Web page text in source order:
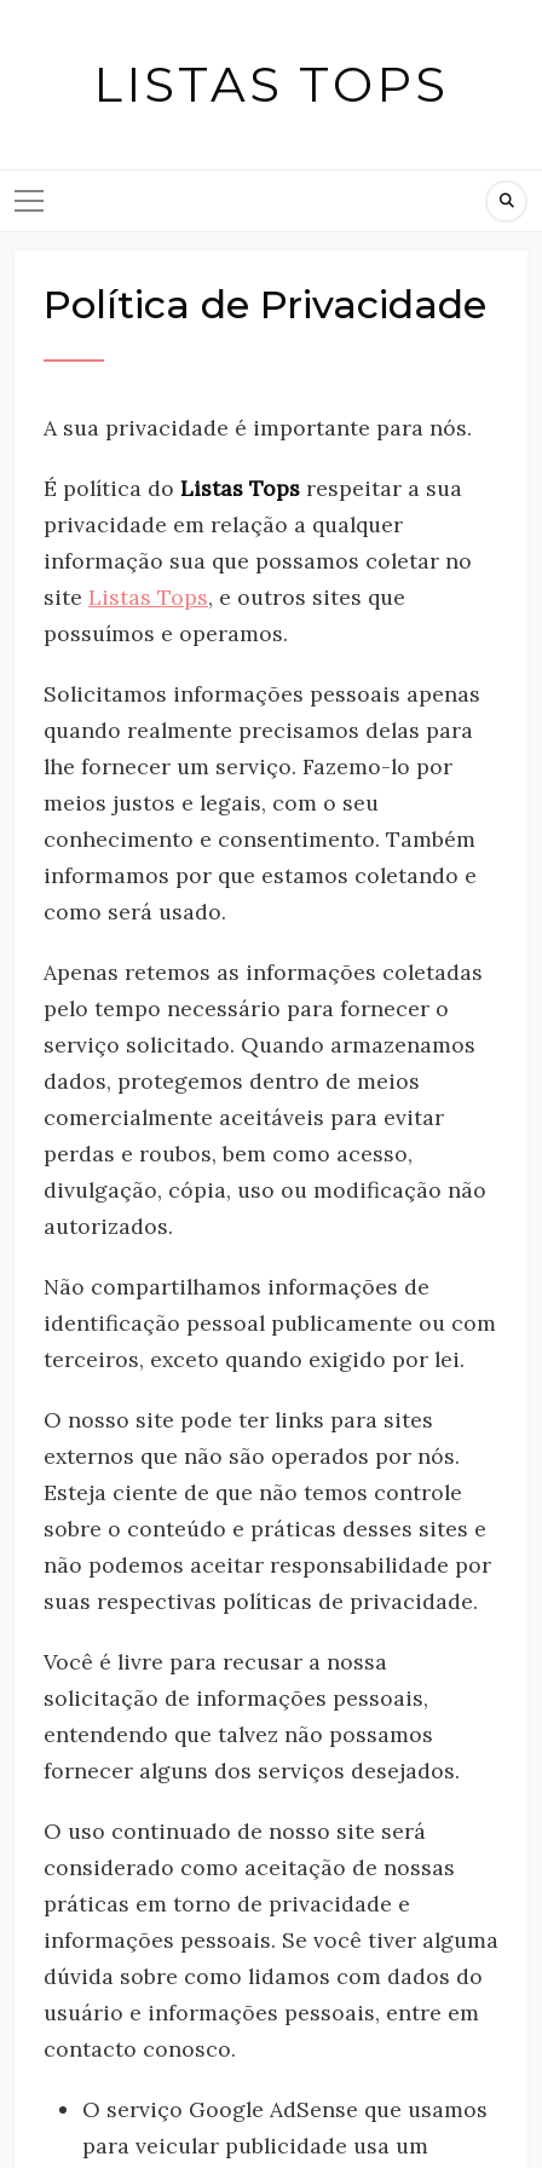
LISTAS TOPS
Política de Privacidade
A sua privacidade é importante para nós.
É política do Listas Tops respeitar a sua
privacidade em relação a qualquer
informação sua que possamos coletar no
site Listas Tops, e outros sites que
possuímos e operamos.
Solicitamos informações pessoais apenas
quando realmente precisamos delas para
lhe fornecer um serviço. Fazemo-lo por
meios justos e legais, com o seu
conhecimento e consentimento. Também
informamos por que estamos coletando e
como será usado.
Apenas retemos as informações coletadas
pelo tempo necessário para fornecer o
serviço solicitado. Quando armazenamos
dados, protegemos dentro de meios
comercialmente aceitáveis ​​para evitar
perdas e roubos, bem como acesso,
divulgação, cópia, uso ou modificação não
autorizados.
Não compartilhamos informações de
identificação pessoal publicamente ou com
terceiros, exceto quando exigido por lei.
O nosso site pode ter links para sites
externos que não são operados por nós.
Esteja ciente de que não temos controle
sobre o conteúdo e práticas desses sites e
não podemos aceitar responsabilidade por
suas respectivas políticas de privacidade.
Você é livre para recusar a nossa
solicitação de informações pessoais,
entendendo que talvez não possamos
fornecer alguns dos serviços desejados.
O uso continuado de nosso site será
considerado como aceitação de nossas
práticas em torno de privacidade e
informações pessoais. Se você tiver alguma
dúvida sobre como lidamos com dados do
usuário e informações pessoais, entre em
contacto conosco.
O serviço Google AdSense que usamos
para veicular publicidade usa um